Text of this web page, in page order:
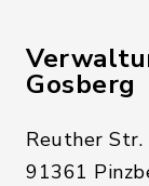
Gosberg
Reuther Str.
91361